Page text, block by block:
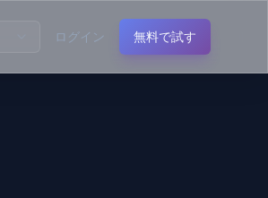
ログイン 無料で試す